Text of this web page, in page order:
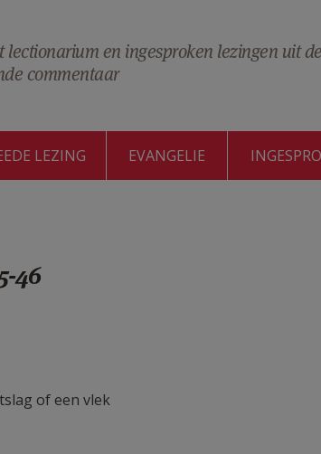
lectionarium en ingesproken lezingen uit
commentaar
LEZING EVANGELIE
46
of een vlek